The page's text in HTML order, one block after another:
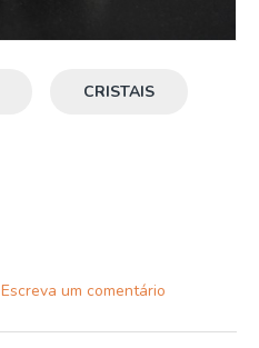
CRISTAIS
Escreva um comentário